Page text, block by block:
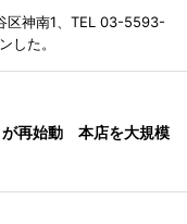
区神南1、TEL 03-5593-
した。
が再始動 本店を大規模